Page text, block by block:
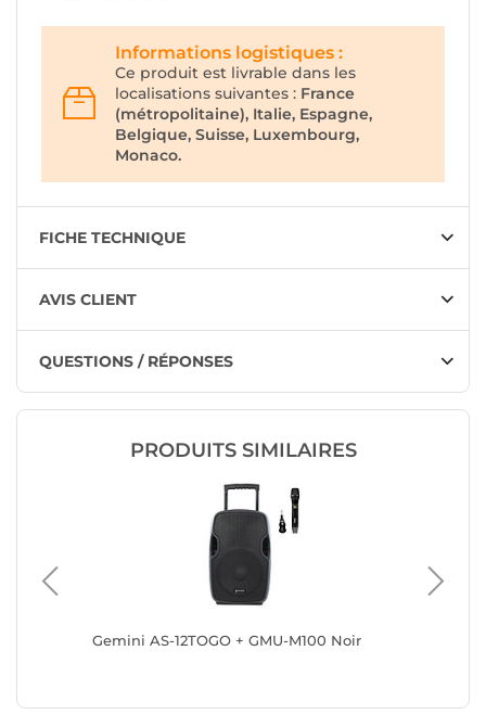
Informations logistiques :
Ce produit est livrable dans les
localisations suivantes : France
(métropolitaine), Italie, Espagne,
Belgique, Suisse, Luxembourg,
Monaco.
FICHE TECHNIQUE
AVIS CLIENT
QUESTIONS / RÉPONSES
PRODUITS SIMILAIRES
Gemini AS-12TOGO + GMU-M100 Noir